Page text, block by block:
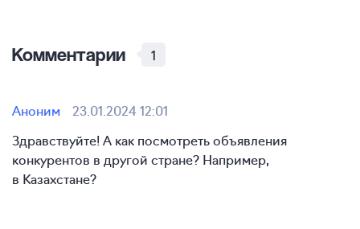
Комментарии 1
Аноним
23.01.2024 12:01
Здравствуйте! А как посмотреть объявления
конкурентов в другой стране? Например,
в Казахстане?